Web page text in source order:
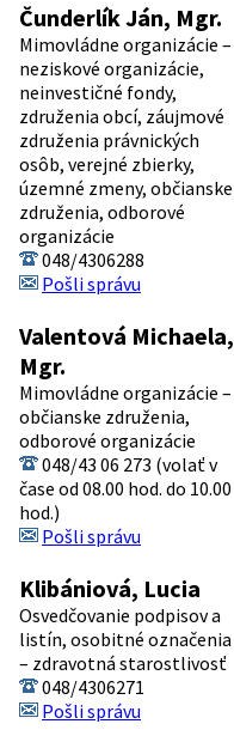
Čunderlík Ján, Mgr.
Mimovládne organizácie –
neziskové organizácie,
neinvestičné fondy,
združenia obcí, záujmové
združenia právnických
osôb, verejné zbierky,
územné zmeny, občianske
združenia, odborové
organizácie
048/4306288
Pošli správu
Valentová Michaela,
Mgr.
Mimovládne organizácie –
občianske združenia,
odborové organizácie
048/43 06 273 (volať v
čase od 08.00 hod. do 10.00
hod.)
Pošli správu
Klibániová, Lucia
Osvedčovanie podpisov a
listín, osobitné označenia
– zdravotná starostlivosť
048/4306271
Pošli správu